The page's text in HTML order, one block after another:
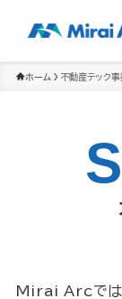
ホーム 不動産テック事
Mirai Arcでは